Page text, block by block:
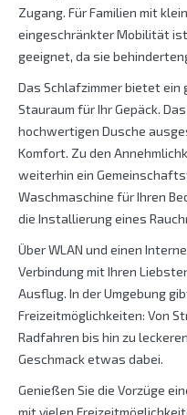
Zugang. Für Familien mit
eingeschränkter Mobilität
geeignet, da sie
Das Schlafzimmer bietet
Stauraum für Ihr Gepäck.
hochwertigen Dusche
Komfort. Zu den
weiterhin ein
Waschmaschine für Ihren
die Installierung eines
Über WLAN und einen
Verbindung mit Ihren
Ausflug. In der Umgebung
Freizeitmöglichkeiten: Von
Radfahren bis hin zu
Geschmack etwas dabei.
Genießen Sie die Vorzüge
mit vielen